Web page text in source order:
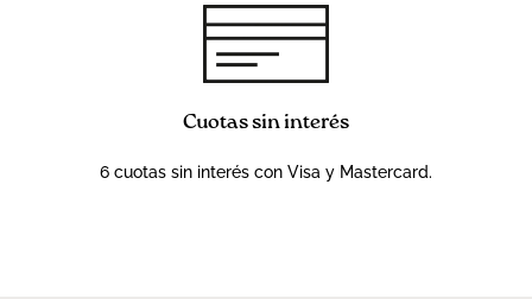
Cuotas sin interés
6 cuotas sin interés con Visa y Mastercard.